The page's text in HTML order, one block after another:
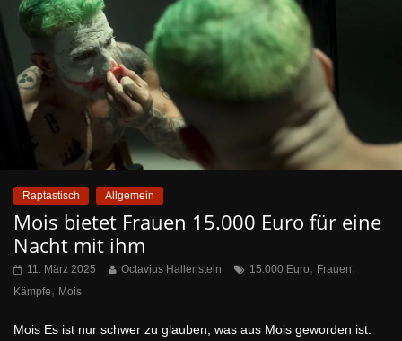
Raptastisch Allgemein
Mois bietet Frauen 15.000 Euro für eine
Nacht mit ihm
11. März 2025 Octavius Hallenstein 15.000 Euro, Frauen,
Kämpfe, Mois
Mois Es ist nur schwer zu glauben, was aus Mois geworden ist.